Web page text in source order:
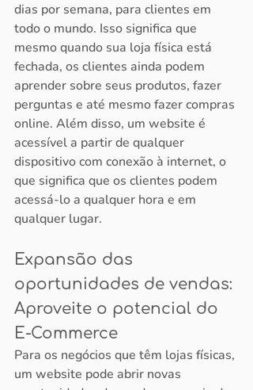
dias por semana, para clientes em
todo o mundo. Isso significa que
mesmo quando sua loja física está
fechada, os clientes ainda podem
aprender sobre seus produtos, fazer
perguntas e até mesmo fazer compras
online. Além disso, um website é
acessível a partir de qualquer
dispositivo com conexão à internet, o
que significa que os clientes podem
acessá-lo a qualquer hora e em
qualquer lugar.
Expansão das
oportunidades de vendas:
Aproveite o potencial do
E-Commerce
Para os negócios que têm lojas físicas,
um website pode abrir novas